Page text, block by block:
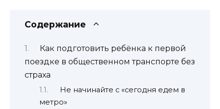
Содержание
Как подготовить ребёнка к первой
поездке в общественном транспорте без
страха
Не начинайте с «сегодня едем в
метро»